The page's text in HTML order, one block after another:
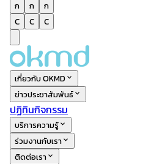
ก ก
ก
C
C C
เกี่ยวกับ OKMD
ข่าวประชาสัมพันธ์
ปฏิทินกิจกรรม
บริการความรู้
ร่วมงานกับเรา
ติดต่อเรา